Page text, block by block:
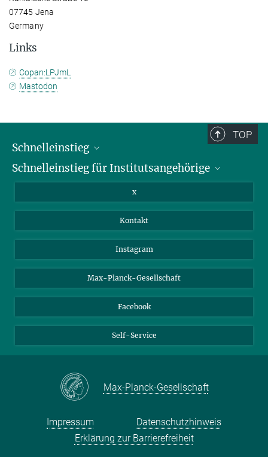
07745 Jena
Germany
Links
Copan:LPJmL
Mastodon
TOP
Schnelleinstieg
Bibliothek
Schnelleinstieg für Institutsangehörige
Nextcloud
x
Kontakt
Instagram
Max-Planck-Gesellschaft
Facebook
Self-Service
Max-Planck-Gesellschaft
Impressum
Datenschutzhinweis
Erklärung zur Barrierefreiheit